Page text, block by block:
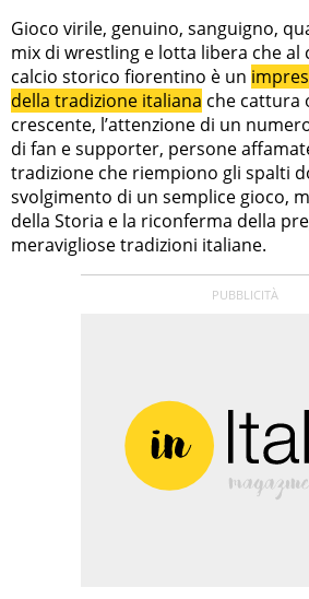
Gioco virile, genuino, sanguigno,
mix di wrestling e lotta libera che al
calcio storico fiorentino è un
della tradizione italiana che cattura
crescente, l’attenzione di un
di fan e supporter, persone
tradizione che riempiono gli spalti
svolgimento di un semplice gioco,
della Storia e la riconferma della
meravigliose tradizioni italiane.